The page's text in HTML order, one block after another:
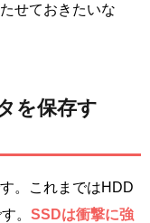
せておきたいな
を保存す
。これまではHDD
。 SSDは衝撃に強